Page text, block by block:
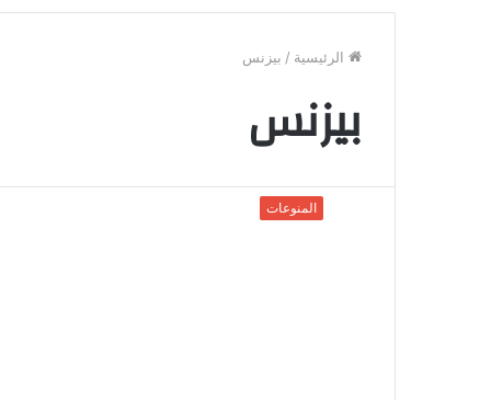
عن عشوائي
الرئيسية / بيزنس
بيزنس
المنوعات